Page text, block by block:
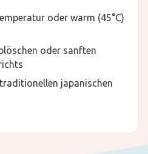
oder warm (45°C)
oder sanften
japanischen